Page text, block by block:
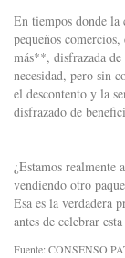
En tiempos donde la
pequeños
más**, disfrazada
necesidad, pero sin
el descontento y la
disfrazado de
¿Estamos realmente
vendiendo otro
Esa es la verdadera
antes de celebrar
Fuente: CONSENSO